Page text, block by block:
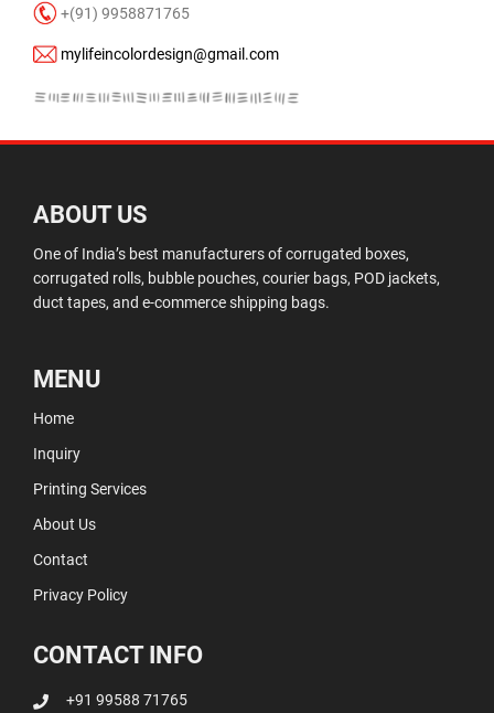
+(91) 9958871765
mylifeincolordesign@gmail.com
ABOUT US
One of India’s best manufacturers of corrugated boxes,
corrugated rolls, bubble pouches, courier bags, POD jackets,
duct tapes, and e-commerce shipping bags.
MENU
Home
Inquiry
Printing Services
About Us
Contact
Privacy Policy
CONTACT INFO
+91 99588 71765